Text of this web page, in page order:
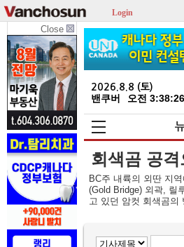
Login
Close
2026.8.8 (토)
밴쿠버 오전 3:38:26
회색곰 공
BC주 내륙의 외딴 지
(Gold Bridge) 외곽, 릴
고 있던 암컷 회색곰의